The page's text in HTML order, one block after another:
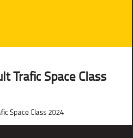
Trafic Space Class
Space Class 2024